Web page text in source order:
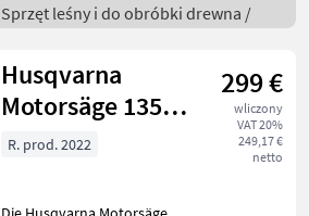
handliche und effiziente
Maschine suchen.
Sprzęt leśny i do obróbki drewna /
Husqvarna
Motorsäge 135
Mark II
299 €
wliczony
VAT 20%
249,17 €
netto
R. prod. 2022